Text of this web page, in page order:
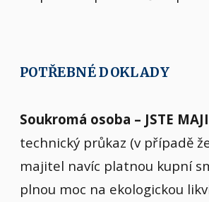
POTŘEBNÉ DOKLADY
Soukromá osoba – JSTE
technický průkaz (v případě
majitel navíc platnou kupní
plnou moc na ekologickou